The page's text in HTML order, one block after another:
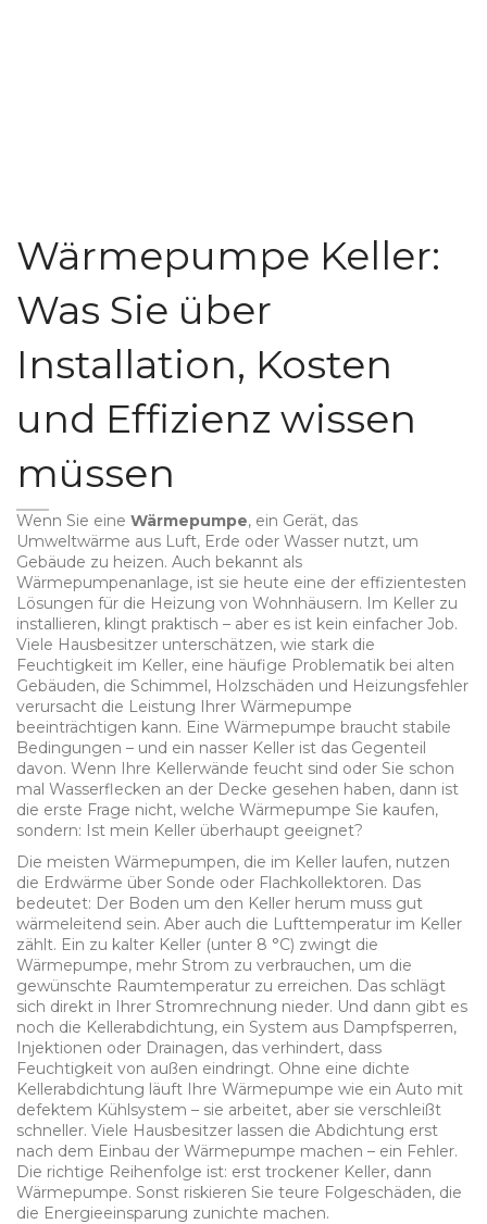
Wärmepumpe Keller:
Was Sie über
Installation, Kosten
und Effizienz wissen
müssen
Wenn Sie eine Wärmepumpe, ein Gerät, das
Umweltwärme aus Luft, Erde oder Wasser nutzt, um
Gebäude zu heizen. Auch bekannt als
Wärmepumpenanlage, ist sie heute eine der effizientesten
Lösungen für die Heizung von Wohnhäusern. Im Keller zu
installieren, klingt praktisch – aber es ist kein einfacher Job.
Viele Hausbesitzer unterschätzen, wie stark die
Feuchtigkeit im Keller, eine häufige Problematik bei alten
Gebäuden, die Schimmel, Holzschäden und Heizungsfehler
verursacht die Leistung Ihrer Wärmepumpe
beeinträchtigen kann. Eine Wärmepumpe braucht stabile
Bedingungen – und ein nasser Keller ist das Gegenteil
davon. Wenn Ihre Kellerwände feucht sind oder Sie schon
mal Wasserflecken an der Decke gesehen haben, dann ist
die erste Frage nicht, welche Wärmepumpe Sie kaufen,
sondern: Ist mein Keller überhaupt geeignet?
Die meisten Wärmepumpen, die im Keller laufen, nutzen
die Erdwärme über Sonde oder Flachkollektoren. Das
bedeutet: Der Boden um den Keller herum muss gut
wärmeleitend sein. Aber auch die Lufttemperatur im Keller
zählt. Ein zu kalter Keller (unter 8 °C) zwingt die
Wärmepumpe, mehr Strom zu verbrauchen, um die
gewünschte Raumtemperatur zu erreichen. Das schlägt
sich direkt in Ihrer Stromrechnung nieder. Und dann gibt es
noch die Kellerabdichtung, ein System aus Dampfsperren,
Injektionen oder Drainagen, das verhindert, dass
Feuchtigkeit von außen eindringt. Ohne eine dichte
Kellerabdichtung läuft Ihre Wärmepumpe wie ein Auto mit
defektem Kühlsystem – sie arbeitet, aber sie verschleißt
schneller. Viele Hausbesitzer lassen die Abdichtung erst
nach dem Einbau der Wärmepumpe machen – ein Fehler.
Die richtige Reihenfolge ist: erst trockener Keller, dann
Wärmepumpe. Sonst riskieren Sie teure Folgeschäden, die
die Energieeinsparung zunichte machen.